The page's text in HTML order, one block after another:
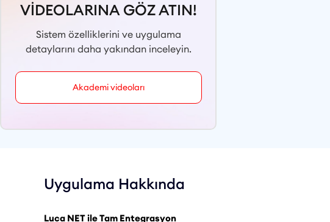
VİDEOLARINA GÖZ ATIN!
Sistem özelliklerini ve uygulama
detaylarını daha yakından inceleyin.
Akademi videoları
Uygulama Hakkında
Luca NET ile Tam Entegrasyon